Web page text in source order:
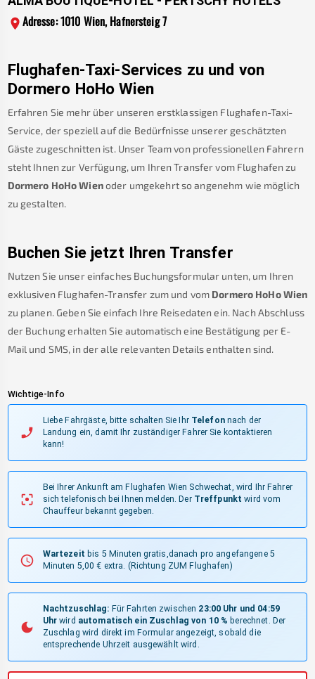
Adresse: 1010 Wien, Hafnersteig 7
Flughafen-Taxi-Services zu und von
Dormero HoHo Wien
Erfahren Sie mehr über unseren erstklassigen Flughafen-Taxi-
Service, der speziell auf die Bedürfnisse unserer geschätzten
Gäste zugeschnitten ist. Unser Team von professionellen Fahrern
steht Ihnen zur Verfügung, um Ihren Transfer vom Flughafen zu
Dormero HoHo Wienoder umgekehrt so angenehm wie möglich
zu gestalten.
Buchen Sie jetzt Ihren Transfer
Nutzen Sie unser einfaches Buchungsformular unten, um Ihren
exklusiven Flughafen-Transfer zum und vom Dormero HoHo Wien
zu planen. Geben Sie einfach Ihre Reisedaten ein. Nach Abschluss
der Buchung erhalten Sie automatisch eine Bestätigung per E-
Mail und SMS, in der alle relevanten Details enthalten sind.
Wichtige-Info
Liebe Fahrgäste, bitte schalten Sie Ihr Telefonnach der
Landung ein, damit Ihr zuständiger Fahrer Sie kontaktieren
kann!
Bei Ihrer Ankunft am Flughafen Wien Schwechat, wird Ihr Fahrer
sich telefonisch bei Ihnen melden. Der Treffpunkt wird vom
Chauffeur bekannt gegeben.
Wartezeit bis 5 Minuten gratis,danach pro angefangene 5
Minuten 5,00 € extra. (Richtung ZUM Flughafen)
Nachtzuschlag: Für Fahrten zwischen 23:00 Uhr und 04:59
Uhr wird automatisch ein Zuschlag von 10 % berechnet. Der
Zuschlag wird direkt im Formular angezeigt, sobald die
entsprechende Uhrzeit ausgewählt wird.